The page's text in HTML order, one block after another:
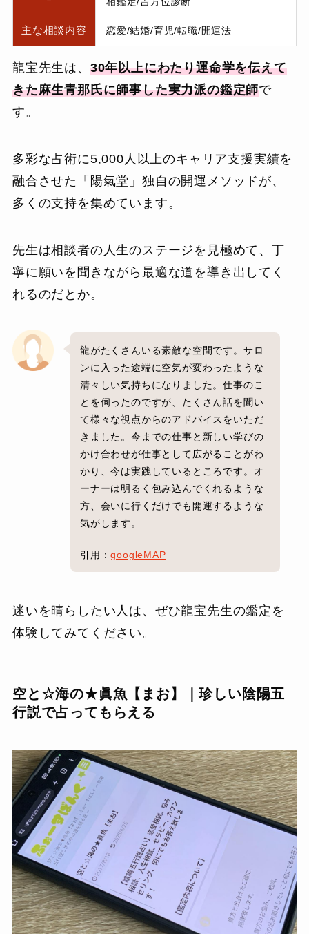
主な相談内容 恋愛/結婚/育児/転職/開運法
龍宝先生は、 30年以上にわたり運命学を伝えて
きた麻生青那氏に師事した実力派の鑑定師で
す。
多彩な占術に5,000人以上のキャリア支援実績を
融合させた「陽氣堂」独自の開運メソッドが、
多くの支持を集めています。
先生は相談者の人生のステージを見極めて、丁
寧に願いを聞きながら最適な道を導き出してく
れるのだとか。
龍がたくさんいる素敵な空間です。サロ
ンに入った途端に空気が変わったような
清々しい気持ちになりました。仕事のこ
とを伺ったのですが、たくさん話を聞い
て様々な視点からのアドバイスをいただ
きました。今までの仕事と新しい学びの
かけ合わせが仕事として広がることがわ
かり、今は実践しているところです。オ
ーナーは明るく包み込んでくれるような
方、会いに行くだけでも開運するような
気がします。
引用：googleMAP
迷いを晴らしたい人は、ぜひ龍宝先生の鑑定を
体験してみてください。
空と☆海の★眞魚【まお】｜珍しい陰陽五
行説で占ってもらえる